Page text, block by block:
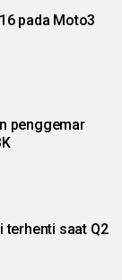
pada Moto3
penggemar
saat Q2